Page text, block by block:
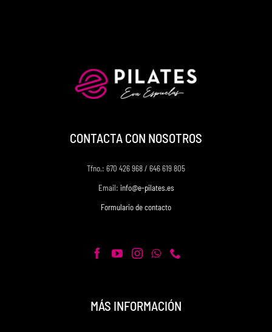
CONTACTA CON NOSOTROS
Tfno.: 670 426 968 / 646 619 805
Email: info@e-pilates.es
Formulario de contacto
MÁS INFORMACIÓN